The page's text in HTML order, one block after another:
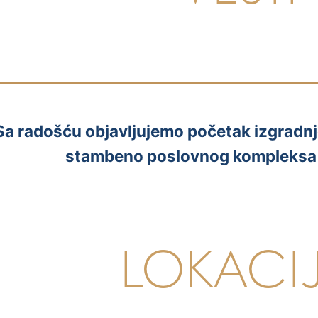
radošću objavljujemo početak
stambeno poslovnog kompleksa